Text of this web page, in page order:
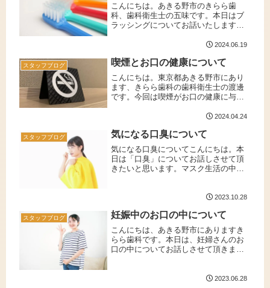
こんにちは。あきる野市のきらら歯
科、歯科衛生士の五味です。本日はブ
ラッシングについてお話いたします。
すか？朝忙しくて磨きそびれてしまっ
うことありませんか？歯ブラシの当て
方、...
2024.06.19
スタッフブログ 喫煙とお口の健康について
こんにちは。東京都あきる野市にあり
ます、きらら歯科の歯科衛生士の渡邊
です。今回は喫煙がお口の健康に与え
す。タバコの全身への影響はよく知ら
知られていません。喫煙をすると、歯
の...
2024.04.24
スタッフブログ 気になる口臭について
気になる口臭についてこんにちは。本
日は「口臭」についてお話しさせて頂
きたいと思います。マスク生活の中
がありすので、それぞれの対処法につ
【原因...
2023.10.28
スタッフブログ 妊娠中のお口の中について
こんにちは、あきる野市にありますき
らら歯科です。本日は、妊婦さんのお
口の中についてお話しさせて頂きま
ステロンという女性ホルモンが増え、
2023.06.28